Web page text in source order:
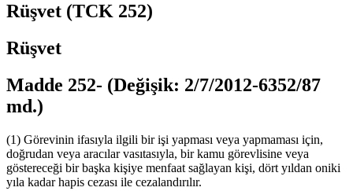
Rüşvet (TCK 252)
Rüşvet
Madde 252- (Değişik: 2/7/2012-6352/87
md.)
(1) Görevinin ifasıyla ilgili bir işi yapması veya yapmaması için,
doğrudan veya aracılar vasıtasıyla, bir kamu görevlisine veya
göstereceği bir başka kişiye menfaat sağlayan kişi, dört yıldan oniki
yıla kadar hapis cezası ile cezalandırılır.